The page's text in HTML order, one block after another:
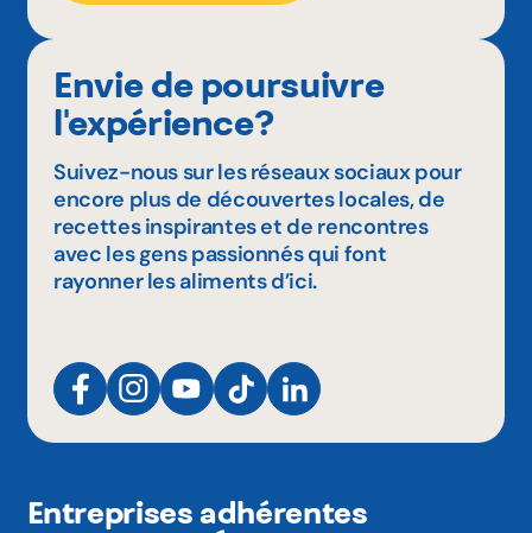
Envie de poursuivre
l'expérience?
Suivez-nous sur les réseaux sociaux pour
encore plus de découvertes locales, de
recettes inspirantes et de rencontres
avec les gens passionnés qui font
rayonner les aliments d’ici.
Entreprises adhérentes